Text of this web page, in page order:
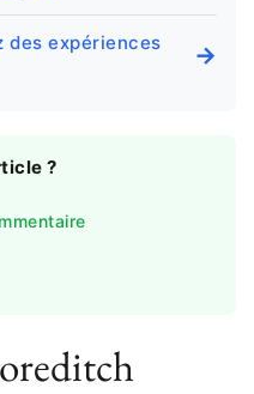
des expériences
→
?